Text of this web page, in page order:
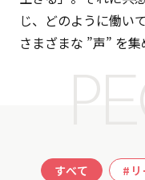
じ、どのように働い
さまざまな ”声” を集
すべて #リ